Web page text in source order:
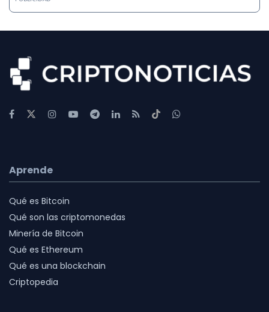
Aprende
Qué es Bitcoin
Qué son las criptomonedas
Minería de Bitcoin
Qué es Ethereum
Qué es una blockchain
Criptopedia